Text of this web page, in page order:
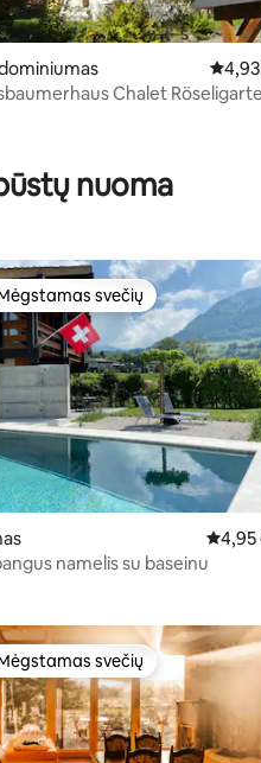
4,83 iš 5, atsiliepimų: 155
Chalet
nuoma
4,96 iš 5, atsiliepimų: 778
mėgstamiausias
svečių
4,95
namelis su baseinu
mėgstamiausias
svečių